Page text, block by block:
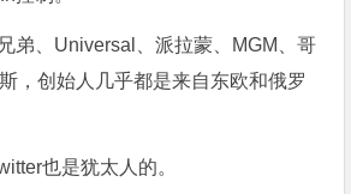
弟、Universal、派拉蒙、MGM、哥
，创始人几乎都是来自东欧和俄罗
也是犹太人的。